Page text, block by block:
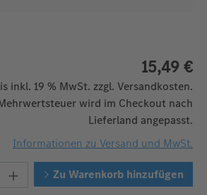
15,49 €
inkl. 19 % MwSt. zzgl. Versandkosten.
wird im Checkout nach
Lieferland angepasst.
Informationen zu Versand und MwSt.
Anzahl: Gib den
Zu Warenkorb hinzufügen